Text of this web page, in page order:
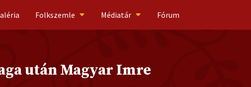
Folkszemle Médiatár Fórum
után Magyar Imre